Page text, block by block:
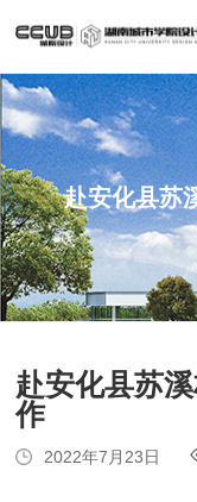
赴安化县苏
赴安化县苏
作
2022年7月23日